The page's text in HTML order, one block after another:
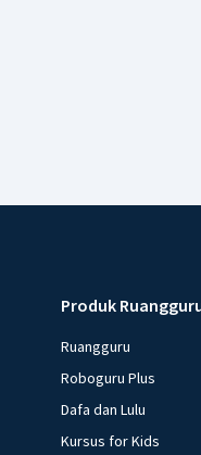
Produk
Ruangguru
Roboguru Plus
Dafa dan Lulu
Kursus for Kids